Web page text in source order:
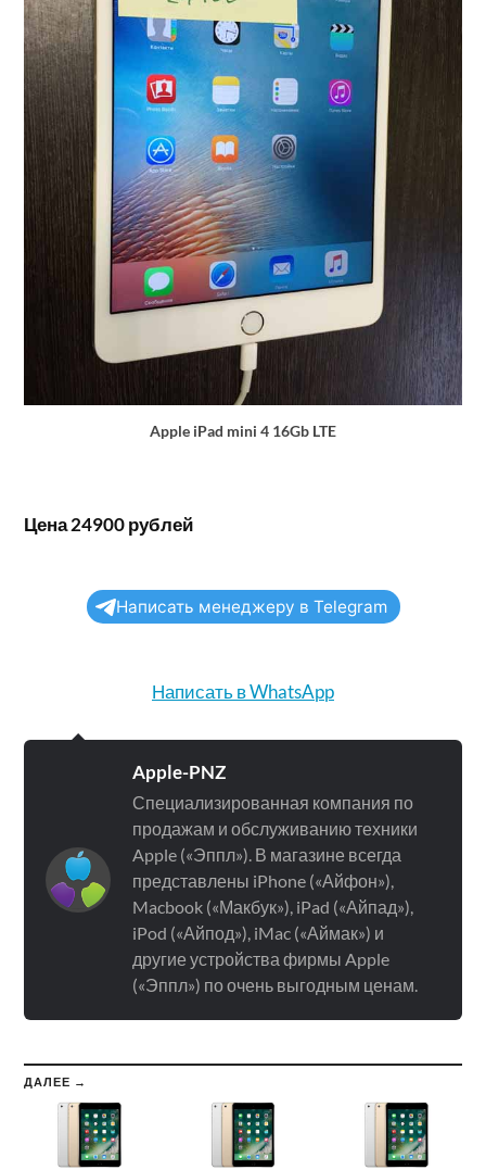
Apple iPad mini 4 16Gb LTE
Цена 24900 рублей
Написать менеджеру в Telegram
Написать в WhatsApp
Apple-PNZ
Специализированная компания по
продажам и обслуживанию техники
Apple («Эппл»). В магазине всегда
представлены iPhone («Айфон»),
Macbook («Макбук»), iPad («Айпад»),
iPod («Айпод»), iMac («Аймак») и
другие устройства фирмы Apple
(«Эппл») по очень выгодным ценам.
ДАЛЕЕ →